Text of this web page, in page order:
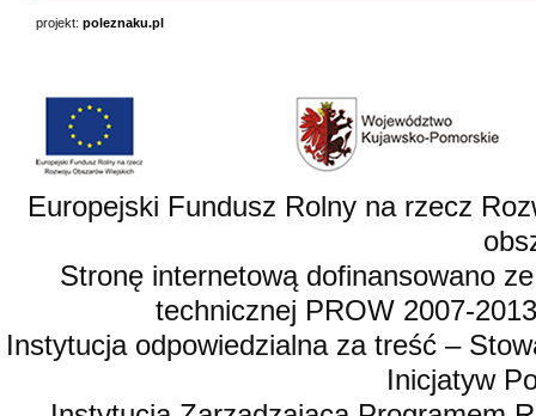
projekt: poleznaku.pl
Europejski Fundusz Rolny na rzecz
Stronę internetową dofinansowano
technicznej PROW 2007-
Instytucja odpowiedzialna za treść –
Inicjatyw